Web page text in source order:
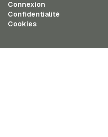
Connexion
Confidentialité
Cookies